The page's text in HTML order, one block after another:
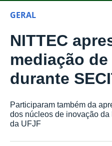
GERAL
NITTEC
mediação
durante
Participaram também da
dos núcleos de inovação
da UFJF